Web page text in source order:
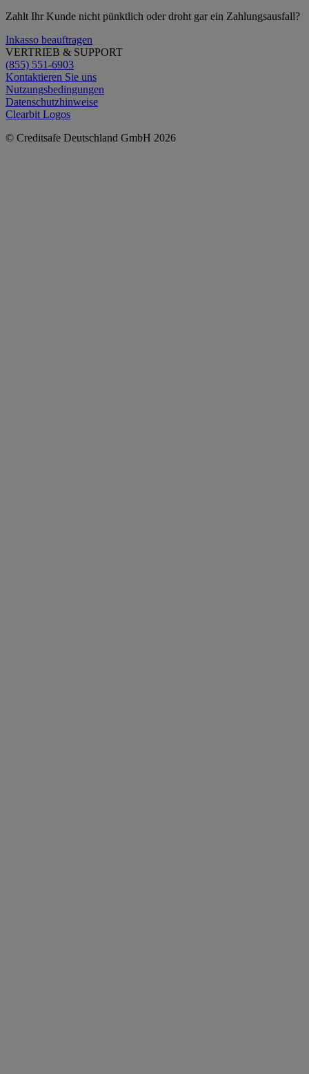
Zahlt Ihr Kunde nicht pünktlich oder droht gar ein Zahlungsausfall?
Inkasso beauftragen
VERTRIEB & SUPPORT
(855) 551-6903
Kontaktieren Sie uns
Nutzungsbedingungen
Datenschutzhinweise
Clearbit Logos
© Creditsafe Deutschland GmbH 2026